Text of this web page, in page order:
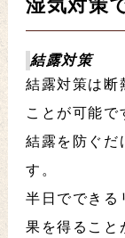
湿気対策
結露対策
結露対策は断
ことが可能で
結露を防ぐだ
す。
半日でできる
果を得ること